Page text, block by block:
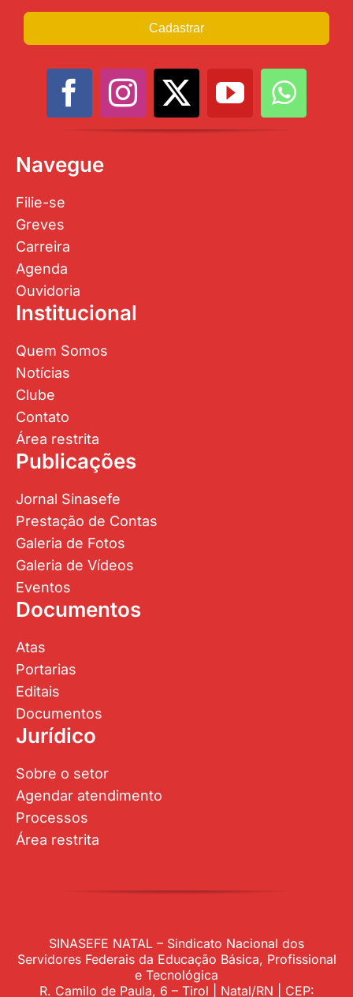
Cadastrar
Navegue
Filie-se
Greves
Carreira
Agenda
Ouvidoria
Institucional
Quem Somos
Notícias
Clube
Contato
Área restrita
Publicações
Jornal Sinasefe
Prestação de Contas
Galeria de Fotos
Galeria de Vídeos
Eventos
Documentos
Atas
Portarias
Editais
Documentos
Jurídico
Sobre o setor
Agendar atendimento
Processos
Área restrita
SINASEFE NATAL – Sindicato Nacional dos
Servidores Federais da Educação Básica, Profissional
e Tecnológica
R. Camilo de Paula, 6 – Tirol | Natal/RN | CEP: